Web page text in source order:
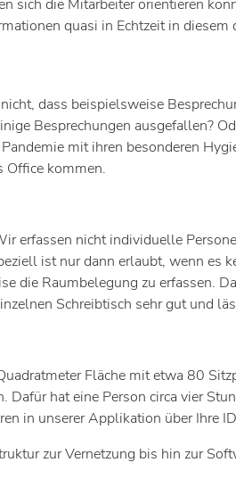
die Mitarbeiter orientieren
quasi in Echtzeit in
dass beispielsweise
Besprechungen ausgefallen?
mit ihren besonderen
Office kommen.
erfassen nicht individuelle
ist nur dann erlaubt, wenn es
die Raumbelegung zu erfassen.
Schreibtisch sehr gut und
Fläche mit etwa 80
hat eine Person circa vier
in unserer Applikation über Ihre
zur Vernetzung bis hin zur